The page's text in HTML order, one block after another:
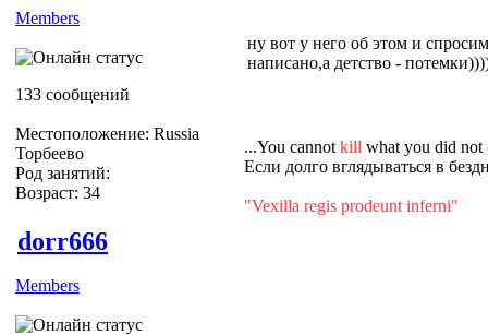
Members
133 сообщений
Местоположение: Russia
Торбеево
Род занятий:
Возраст: 34
ну вот у него об этом и
написано,а детство -
...You cannot kill what you did not
Если долго вглядываться в
"Vexilla regis prodeunt inferni"
dorr666
Members